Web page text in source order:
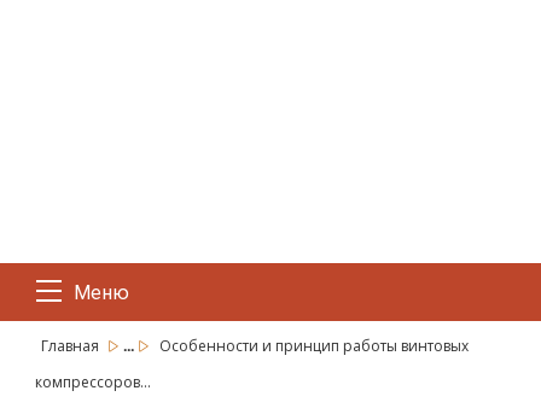
Меню
Главная ...
Особенности и принцип работы винтовых
компрессоров...